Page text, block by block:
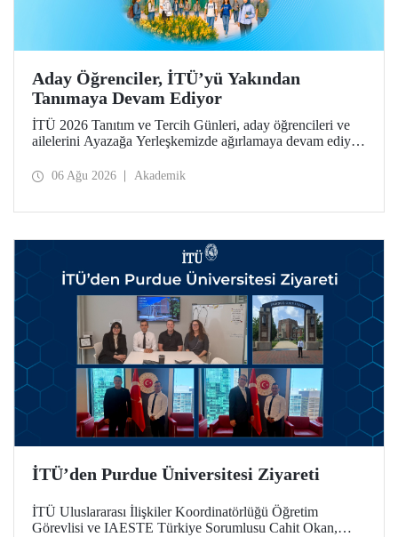
Aday Öğrenciler, İTÜ’yü Yakından
Tanımaya Devam Ediyor
İTÜ 2026 Tanıtım ve Tercih Günleri, aday öğrencileri ve
ailelerini Ayazağa Yerleşkemizde ağırlamaya devam ediyor.
ilgili fakülte ve birimler adaylara bilgi vermeye devam
06 Ağu 2026 Akademik
İTÜ’den Purdue Üniversitesi Ziyareti
İTÜ Uluslararası İlişkiler Koordinatörlüğü Öğretim
Görevlisi ve IAESTE Türkiye Sorumlusu Cahit Okan,